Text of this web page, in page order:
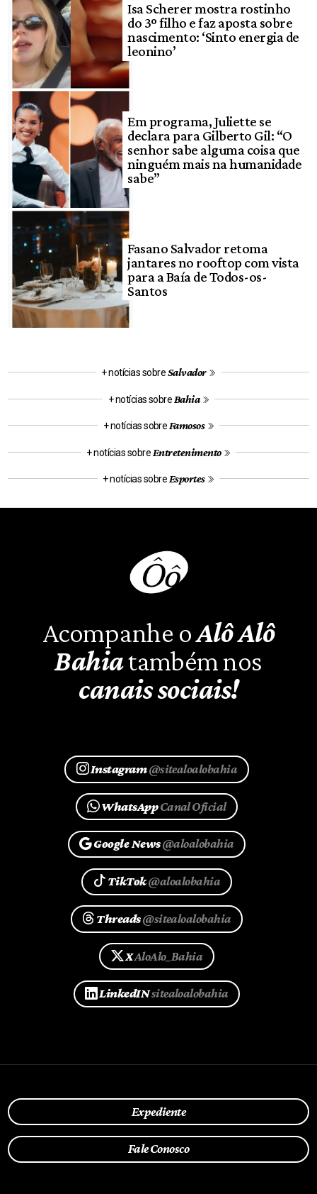
Isa Scherer mostra rostinho
do 3º filho e faz aposta sobre
nascimento: ‘Sinto energia de
leonino’
Em programa, Juliette se
declara para Gilberto Gil: “O
senhor sabe alguma coisa que
ninguém mais na humanidade
sabe”
Fasano Salvador retoma
jantares no rooftop com vista
para a Baía de Todos-os-
Santos
+ notícias sobreSalvador
+ notícias sobre Bahia
+ notícias sobre Famosos
+ notícias sobre Entretenimento
+ notícias sobre Esportes
Acompanhe oAlô Alô
Bahiatambém nos
canais sociais!
Instagram@sitealoalobahia
WhatsAppCanal Oficial
Google News@aloalobahia
TikTok@aloalobahia
Threads@sitealoalobahia
XAloAlo_Bahia
LinkedINsitealoalobahia
Expediente
Fale Conosco